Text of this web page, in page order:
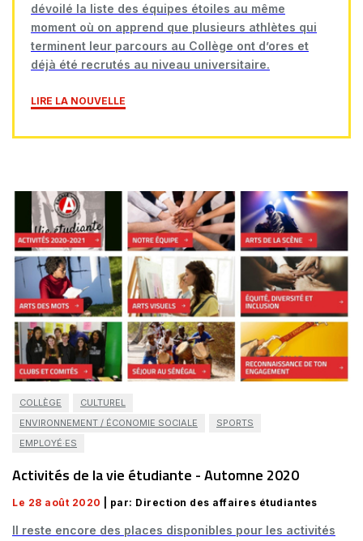
dévoilé la liste des équipes étoiles au même
moment où on apprend que plusieurs athlètes qui
terminent leur parcours au Collège ont d’ores et
déjà été recrutés au niveau universitaire.
LIRE LA NOUVELLE
COLLÈGE
CULTUREL
ENVIRONNEMENT / ÉCONOMIE SOCIALE
SPORTS
EMPLOYÉ·ES
Activités de la vie étudiante - Automne 2020
Le 28 août 2020 | par: Direction des affaires étudiantes
Il reste encore des places disponibles pour les activités